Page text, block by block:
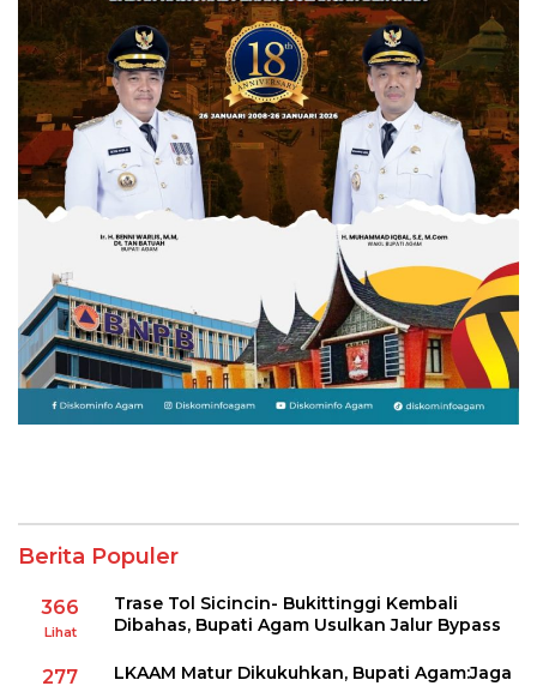
Berita Populer
366
Lihat
Trase Tol Sicincin- Bukittinggi Kembali
Dibahas, Bupati Agam Usulkan Jalur Bypass
277
LKAAM Matur Dikukuhkan, Bupati Agam:Jaga